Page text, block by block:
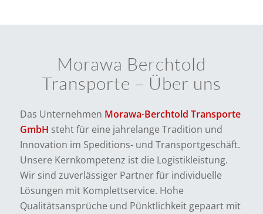
Morawa Berchtold
Transporte – Über uns
Das Unternehmen Morawa-Berchtold Transporte
GmbH steht für eine jahrelange Tradition und
Innovation im Speditions- und Transportgeschäft.
Unsere Kernkompetenz ist die Logistikleistung.
Wir sind zuverlässiger Partner für individuelle
Lösungen mit Komplettservice. Hohe
Qualitätsansprüche und Pünktlichkeit gepaart mit